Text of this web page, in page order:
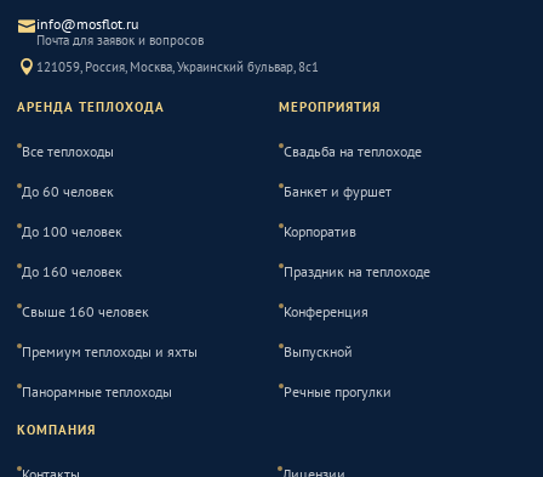
info@mosflot.ru
Почта для заявок и вопросов
121059, Россия, Москва, Украинский бульвар, 8с1
АРЕНДА ТЕПЛОХОДА
Все теплоходы
До 60 человек
До 100 человек
До 160 человек
Свыше 160 человек
Премиум теплоходы и яхты
Панорамные теплоходы
МЕРОПРИЯТИЯ
Свадьба на теплоходе
Банкет и фуршет
Корпоратив
Праздник на теплоходе
Конференция
Выпускной
Речные прогулки
КОМПАНИЯ